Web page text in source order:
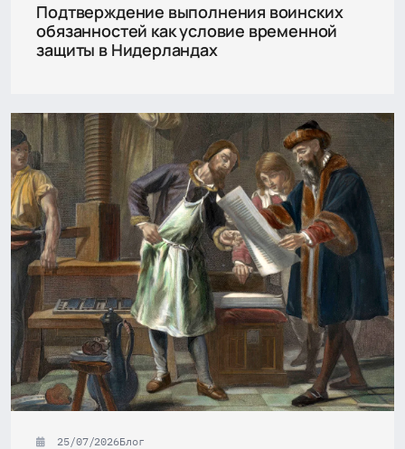
Подтверждение выполнения воинских
обязанностей как условие временной
защиты в Нидерландах
25/07/2026Блог